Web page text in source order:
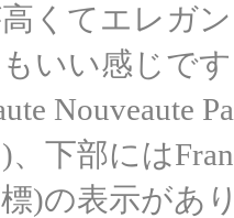
くてエレガ
いい感じで
Nouveaute
、下部には
)の表示があ